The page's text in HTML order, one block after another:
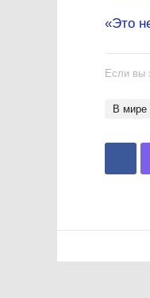
«Это
Если вы
В мире